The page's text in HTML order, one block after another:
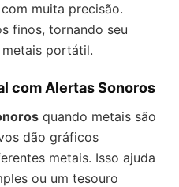
muita precisão.
finos, tornando seu
portátil.
com Alertas Sonoros
quando metais são
dão gráficos
metais. Isso ajuda
ou um tesouro